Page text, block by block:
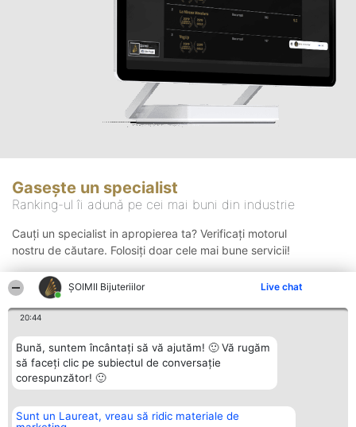
ŞOIMII Bijuteriilor Live chat
20:44
Bună, suntem încântați să vă ajutăm! 🙂 Vă rugăm
să faceți clic pe subiectul de conversație
corespunzător! 🙂
Sunt un Laureat, vreau să ridic materiale de
Gasește un specialist
Ranking-ul îi adună pe cei mai buni din industrie
Cauți un specialist in apropierea ta? Verificați motorul
nostru de căutare. Folosiți doar cele mai bune servicii!
Organizator Ranking Plebiscyt Contact